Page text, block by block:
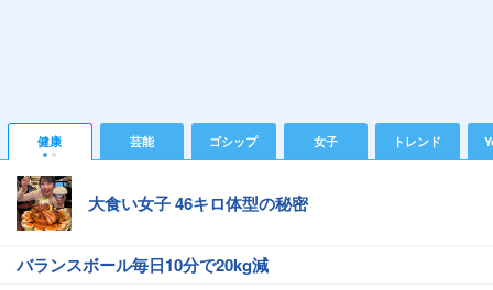
健康 芸能 ゴシップ 女子 トレンド
大食い女子 46キロ体型の秘密
バランスボール毎日10分で20kg減